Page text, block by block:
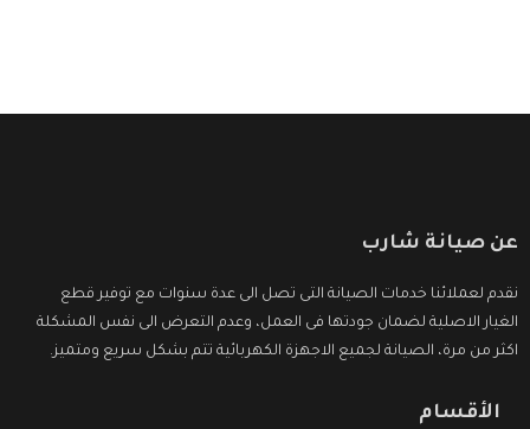
عن صيانة شارب
نقدم لعملائنا خدمات الصيانة التى تصل الى عدة سنوات مع توفير قطع
الغيار الاصلية لضمان جودتها فى العمل، وعدم التعرض الى نفس المشكلة
اكثر من مرة، الصيانة لجميع الاجهزة الكهربائية تتم بشكل سريع ومتميز.
الأقسام